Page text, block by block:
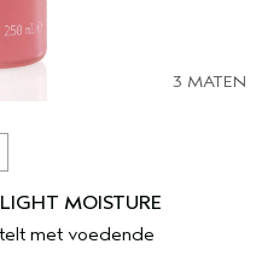
3 MATEN
MOISTURE
met voedende